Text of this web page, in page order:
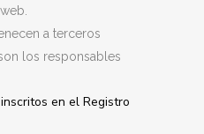
a terceros
los responsables
en el Registro